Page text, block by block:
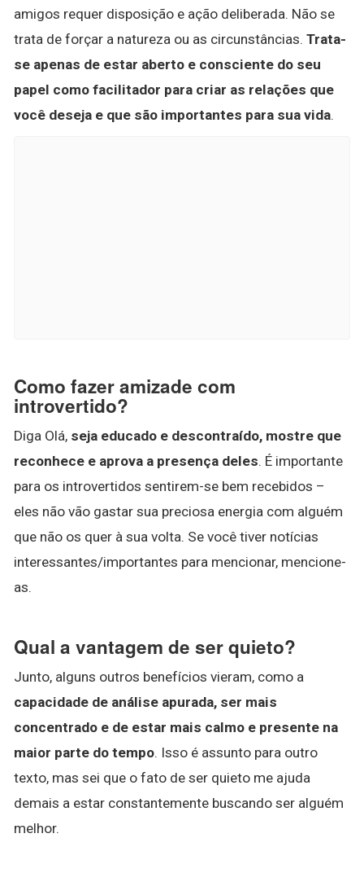
amigos requer disposição e ação deliberada. Não se
trata de forçar a natureza ou as circunstâncias. Trata-
se apenas de estar aberto e consciente do seu
papel como facilitador para criar as relações que
você deseja e que são importantes para sua vida.
Como fazer amizade com
introvertido?
Diga Olá, seja educado e descontraído, mostre que
reconhece e aprova a presença deles. É importante
para os introvertidos sentirem-se bem recebidos –
eles não vão gastar sua preciosa energia com alguém
que não os quer à sua volta. Se você tiver notícias
interessantes/importantes para mencionar, mencione-
as.
Qual a vantagem de ser quieto?
Junto, alguns outros benefícios vieram, como a
capacidade de análise apurada, ser mais
concentrado e de estar mais calmo e presente na
maior parte do tempo. Isso é assunto para outro
texto, mas sei que o fato de ser quieto me ajuda
demais a estar constantemente buscando ser alguém
melhor.